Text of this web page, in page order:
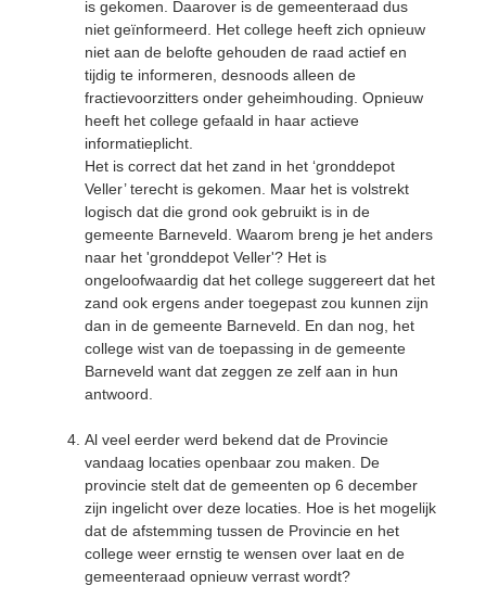
is gekomen. Daarover is de gemeenteraad dus
niet geïnformeerd. Het college heeft zich opnieuw
niet aan de belofte gehouden de raad actief en
tijdig te informeren, desnoods alleen de
fractievoorzitters onder geheimhouding. Opnieuw
heeft het college gefaald in haar actieve
informatieplicht.
Het is correct dat het zand in het ‘gronddepot
Veller’ terecht is gekomen. Maar het is volstrekt
logisch dat die grond ook gebruikt is in de
gemeente Barneveld. Waarom breng je het anders
naar het 'gronddepot Veller'? Het is
ongeloofwaardig dat het college suggereert dat het
zand ook ergens ander toegepast zou kunnen zijn
dan in de gemeente Barneveld. En dan nog, het
college wist van de toepassing in de gemeente
Barneveld want dat zeggen ze zelf aan in hun
antwoord.
Al veel eerder werd bekend dat de Provincie
vandaag locaties openbaar zou maken. De
provincie stelt dat de gemeenten op 6 december
zijn ingelicht over deze locaties. Hoe is het mogelijk
dat de afstemming tussen de Provincie en het
college weer ernstig te wensen over laat en de
gemeenteraad opnieuw verrast wordt?